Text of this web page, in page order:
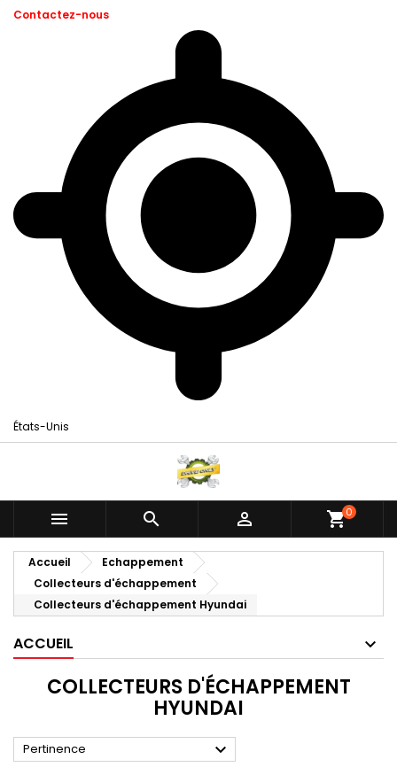
Contactez-nous
États-Unis
   shopping_cart0
Accueil
Echappement
Collecteurs d'échappement
Collecteurs d'échappement Hyundai
ACCUEIL
COLLECTEURS D'ÉCHAPPEMENT
HYUNDAI
Pertinence 